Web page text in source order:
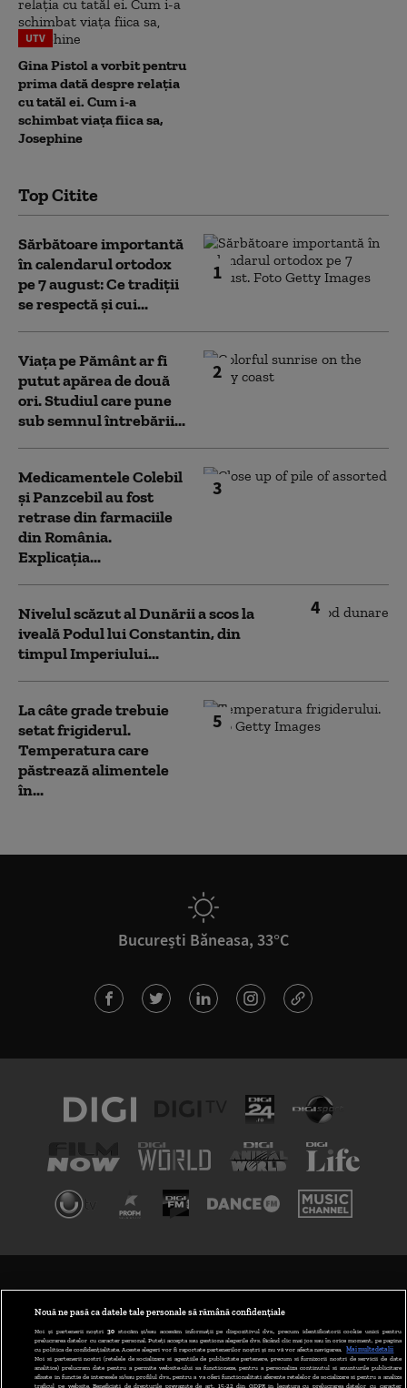
UTV
Gina Pistol a vorbit pentru
prima dată despre relația
cu tatăl ei. Cum i-a
schimbat viața fiica sa,
Josephine
Top Citite
1
Sărbătoare importantă
în calendarul ortodox
pe 7 august: Ce tradiții
se respectă și cui...
2
Viața pe Pământ ar fi
putut apărea de două
ori. Studiul care pune
sub semnul întrebării...
3
Medicamentele Colebil
și Panzcebil au fost
retrase din farmaciile
din România.
Explicația...
4
Nivelul scăzut al Dunării a scos la
iveală Podul lui Constantin, din
timpul Imperiului...
5
La câte grade trebuie
setat frigiderul.
Temperatura care
păstrează alimentele
în...
București Băneasa, 33°C
ABONARE DIGI TV
GESTIONAȚI PREFERINȚELE
Nouă ne pasă ca datele tale personale să rămână confidențiale
Noi și partenerii noștri 30stocăm și/sau accesăm informații pe dispozitivul dvs., precum identificatorii cookie unici pentru
prelucrarea datelor cu caracter personal. Puteți accepta sau gestiona alegerile dvs. făcând clic mai jos sau în orice moment, pe pagina
cu politica de confidențialitate. Aceste alegeri vor fi raportate partenerilor noștri și nu vă vor afecta navigarea.
Mai multe detalii
Noi si partenerii nostri (retelele de socializare si agentiile de publicitate partenere, precum si furnizorii nostri de servicii de date
analitice) prelucram date pentru a permite website-ului sa functioneze, pentru a personaliza continutul si anunturile publicitare
afisate in functie de interesele si/sau profilul dvs., pentru a va oferi functionalitati aferente retelelor de socializare si pentru a analiza
traficul pe website. Beneficiati de drepturile prevazute de art. 15-22 din GDPR in legatura cu prelucrarea datelor cu caracter